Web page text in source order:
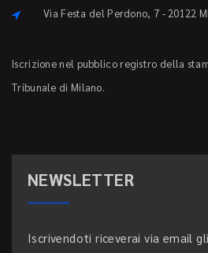
Via Festa del Perdono, 7 - 20122
Iscrizione nel pubblico registro della
Tribunale di Milano.
NEWSLETTER
Iscrivendoti riceverai via email